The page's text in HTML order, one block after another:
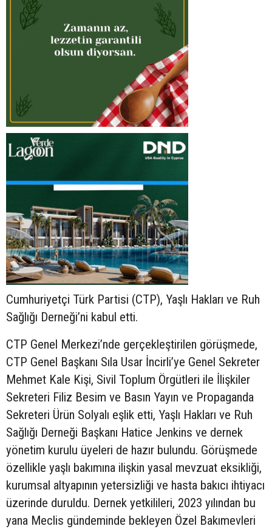
Cumhuriyetçi Türk Partisi (CTP), Yaşlı Hakları ve Ruh
Sağlığı Derneği’ni kabul etti.
CTP Genel Merkezi’nde gerçekleştirilen görüşmede,
CTP Genel Başkanı Sıla Usar İncirli’ye Genel Sekreter
Mehmet Kale Kişi, Sivil Toplum Örgütleri ile İlişkiler
Sekreteri Filiz Besim ve Basın Yayın ve Propaganda
Sekreteri Ürün Solyalı eşlik etti, Yaşlı Hakları ve Ruh
Sağlığı Derneği Başkanı Hatice Jenkins ve dernek
yönetim kurulu üyeleri de hazır bulundu. Görüşmede
özellikle yaşlı bakımına ilişkin yasal mevzuat eksikliği,
kurumsal altyapının yetersizliği ve hasta bakıcı ihtiyacı
üzerinde duruldu. Dernek yetkilileri, 2023 yılından bu
yana Meclis gündeminde bekleyen Özel Bakımevleri